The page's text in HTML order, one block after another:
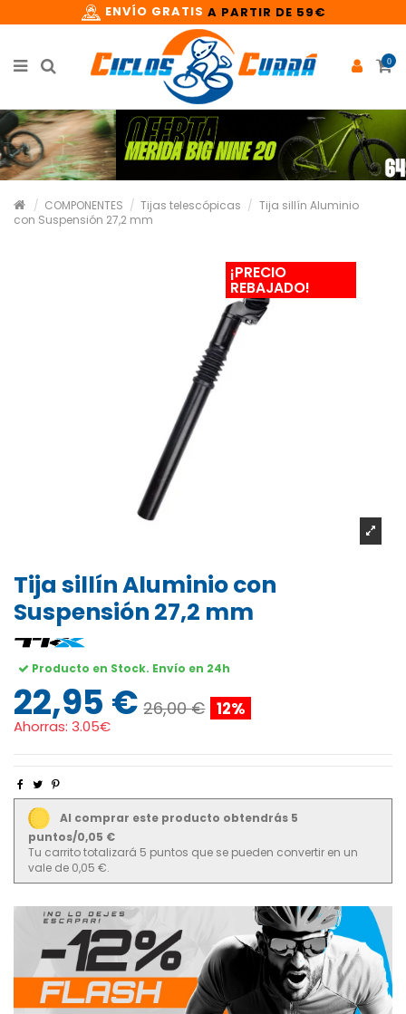
ENVÍO GRATIS A PARTIR DE 59€
0
COMPONENTES Tijas telescópicas
Tija sillín Aluminio
con Suspensión 27,2 mm
¡PRECIO
REBAJADO!
Tija sillín Aluminio con
Suspensión 27,2 mm
Producto en Stock. Envío en 24h
22,95 € 26,00 € 12%
Ahorras: 3.05€
Al comprar este producto obtendrás 5
puntos/0,05 €
Tu carrito totalizará 5 puntos que se pueden convertir en un
vale de 0,05 €.